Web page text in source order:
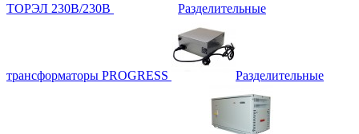
ТОРЭЛ 230В/230В Разделительные
трансформаторы PROGRESS Разделительные